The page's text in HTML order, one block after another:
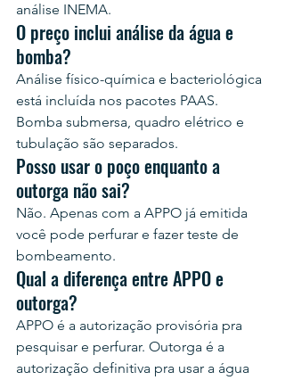
análise INEMA.
O preço inclui análise da água e
bomba?
Análise físico-química e bacteriológica
está incluída nos pacotes PAAS.
Bomba submersa, quadro elétrico e
tubulação são separados.
Posso usar o poço enquanto a
outorga não sai?
Não. Apenas com a APPO já emitida
você pode perfurar e fazer teste de
bombeamento.
Qual a diferença entre APPO e
outorga?
APPO é a autorização provisória pra
pesquisar e perfurar. Outorga é a
autorização definitiva pra usar a água